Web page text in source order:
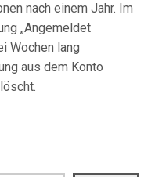
nach einem Jahr. Im
„Angemeldet
Wochen lang
aus dem Konto